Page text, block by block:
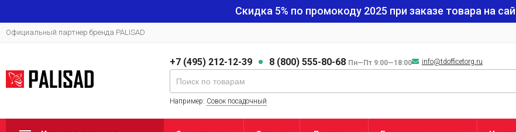
Скидка 5% по промокоду 2025 при заказе товара на
Официальный партнер бренда PALISAD
+7 (495) 212-12-39 8 (800) 555-80-68 Пн—Пт 9:00—18:00 info@tdofficetorg.ru
Например: Совок посадочный